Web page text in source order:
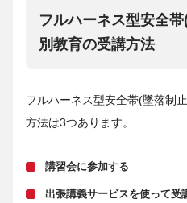
フルハーネス型安全
別教育の受講方法
フルハーネス型安全帯(墜落制
方法は3つあります。
講習会に参加する
出張講義サービスを使って受